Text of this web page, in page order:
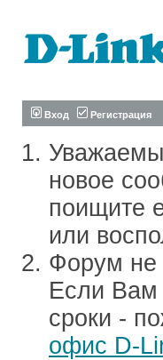
Вход Регистрация
новое
поищите
или
Форум не
Если Вам
сроки -
офис D-